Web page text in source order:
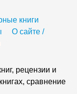
книги
О сайте /
рецензии и
сравнение